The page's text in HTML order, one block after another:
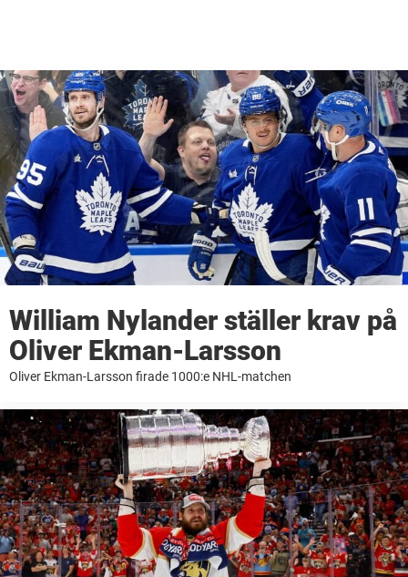
William Nylander ställer krav på
Oliver Ekman-Larsson
Oliver Ekman-Larsson firade 1000:e NHL-matchen